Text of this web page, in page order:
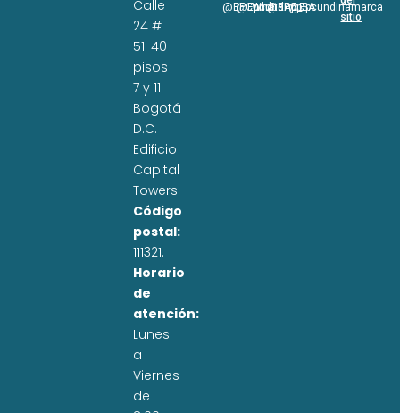
Calle
24 #
51-40
pisos
7 y 11.
Bogotá
D.C.
Edificio
Capital
Towers
Código
postal:
111321.
Horario
de
atención:
Lunes
a
Viernes
de
@EPCundi
@Epcundi
WhatsApp
@EPC_SA
@Epcundinamarca
sitio